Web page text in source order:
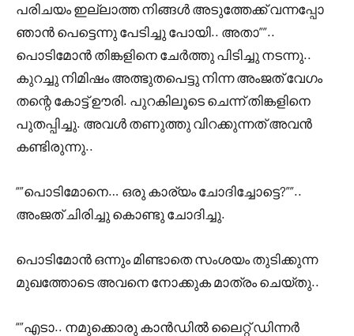
പരിചയം ഇല്ലാത്ത നിങ്ങൾ അടുത്തേക്ക് വന്നപ്പോ
ഞാൻ പെട്ടെന്നു പേടിച്ചു പോയി.. അതാ””..
പൊടിമോൻ തിങ്കളിനെ ചേർത്തു പിടിച്ചു നടന്നു..
കുറച്ചു നിമിഷം അത്ഭുതപെട്ടു നിന്ന അംജത് വേഗം
തന്റെ കോട്ട് ഊരി. പുറകിലൂടെ ചെന്ന് തിങ്കളിനെ
പുതപ്പിച്ചു. അവൾ തണുത്തു വിറക്കുന്നത് അവൻ
കണ്ടിരുന്നു..
“”പൊടിമോനെ… ഒരു കാര്യം ചോദിച്ചോട്ടെ?””..
അംജത് ചിരിച്ചു കൊണ്ടു ചോദിച്ചു.
പൊടിമോൻ ഒന്നും മിണ്ടാതെ സംശയം തുടിക്കുന്ന
മുഖത്തോടെ അവനെ നോക്കുക മാത്രം ചെയ്തു..
“”എടാ.. നമുക്കൊരു കാൻഡിൽ ലൈറ്റ് ഡിന്നർ